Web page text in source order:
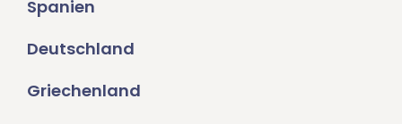
Spanien
Deutschland
Griechenland